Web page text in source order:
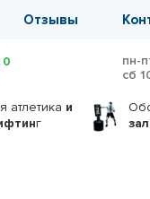
Отзывы
0
пн-
сб
атлетика и
г